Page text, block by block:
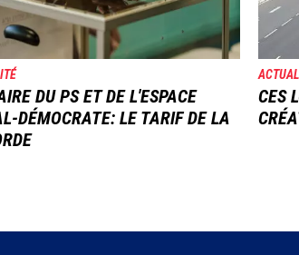
DU PS ET DE L'ESPACE
DÉMOCRATE: LE TARIF DE LA
CES